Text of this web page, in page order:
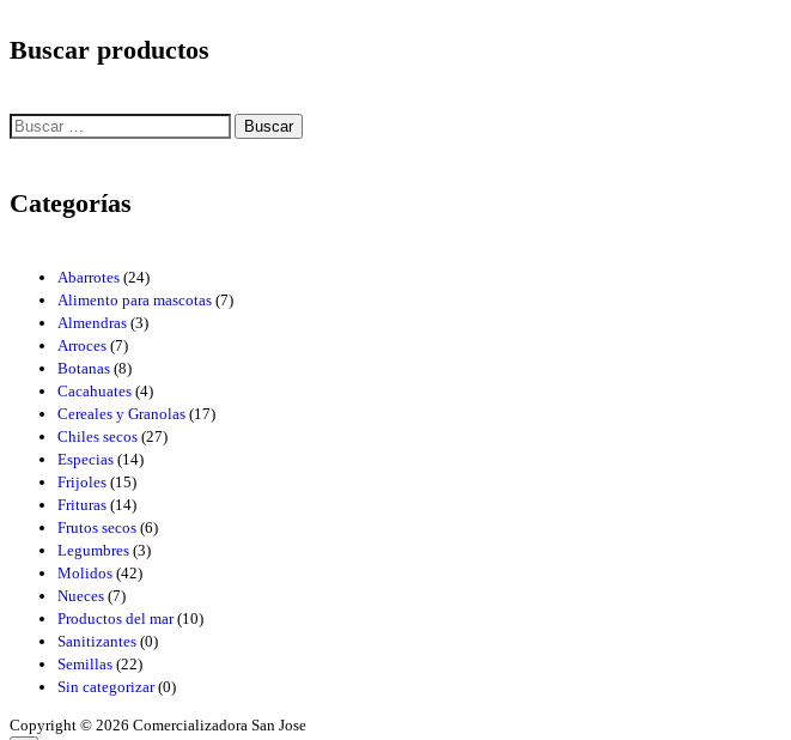
Buscar productos
Categorías
Abarrotes (24)
Alimento para mascotas (7)
Almendras (3)
Arroces (7)
Botanas (8)
Cacahuates (4)
Cereales y Granolas (17)
Chiles secos (27)
Especias (14)
Frijoles (15)
Frituras (14)
Frutos secos (6)
Legumbres (3)
Molidos (42)
Nueces (7)
Productos del mar (10)
Sanitizantes (0)
Semillas (22)
Sin categorizar (0)
Copyright © 2026 Comercializadora San Jose